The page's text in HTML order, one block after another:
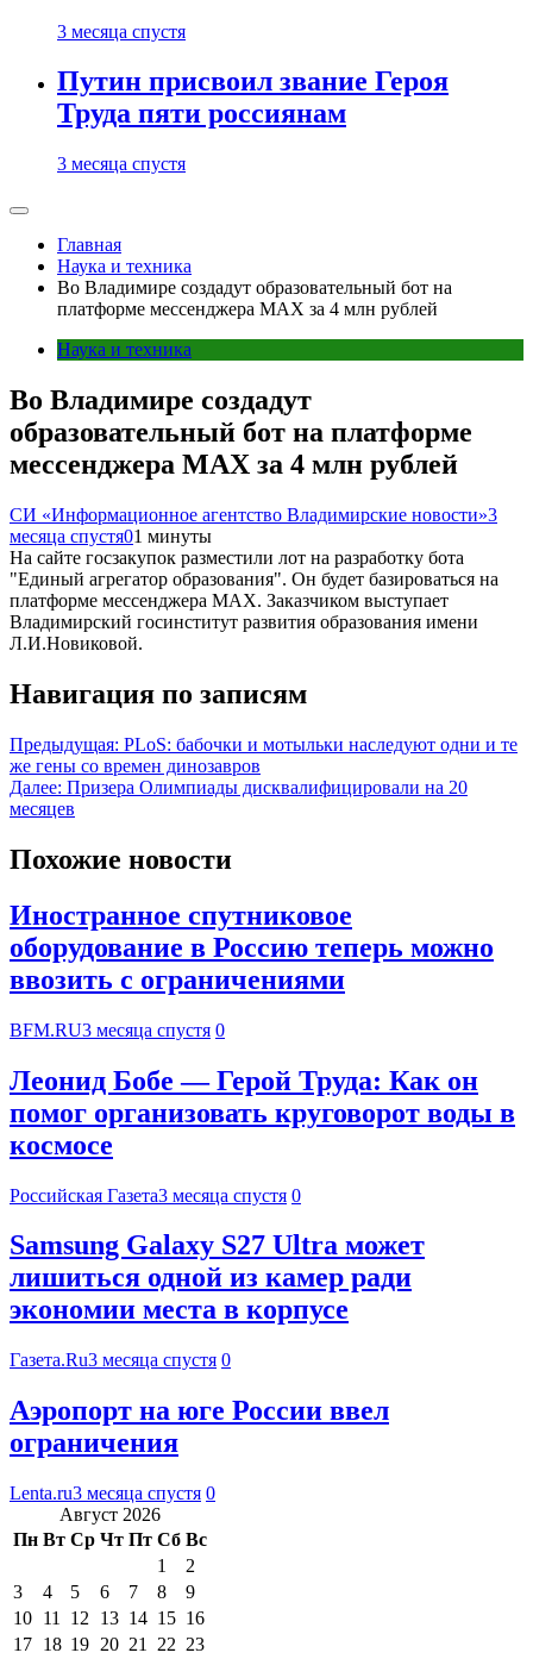
3 месяца спустя
Путин присвоил звание Героя
Труда пяти россиянам
3 месяца спустя
Главная
Наука и техника
Во Владимире создадут образовательный бот на
платформе мессенджера MAX за 4 млн рублей
Наука и техника
Во Владимире создадут
образовательный бот на платформе
мессенджера MAX за 4 млн рублей
СИ «Информационное агентство Владимирские новости»3
месяца спустя01 минуты
На сайте госзакупок разместили лот на разработку бота
"Единый агрегатор образования". Он будет базироваться на
платформе мессенджера MAX. Заказчиком выступает
Владимирский госинститут развития образования имени
Л.И.Новиковой.
Навигация по записям
Предыдущая: PLoS: бабочки и мотыльки наследуют одни и те
же гены со времен динозавров
Далее: Призера Олимпиады дисквалифицировали на 20
месяцев
Похожие новости
Иностранное спутниковое
оборудование в Россию теперь можно
ввозить с ограничениями
BFM.RU3 месяца спустя 0
Леонид Бобе — Герой Труда: Как он
помог организовать круговорот воды в
космосе
Российская Газета3 месяца спустя 0
Samsung Galaxy S27 Ultra может
лишиться одной из камер ради
экономии места в корпусе
Газета.Ru3 месяца спустя 0
Аэропорт на юге России ввел
ограничения
Lenta.ru3 месяца спустя 0
Август 2026
Пн Вт Ср Чт Пт Сб Вс
1
2
3
4 5 6 7 8
9
10 11 12 13 14 15 16
17 18 19 20 21 22 23